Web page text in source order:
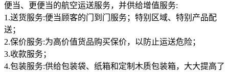
便当、更便当的航空运送服务，并供给增值服务:
1.送货服务:便当顾客的门到门服务；特别区域、特别产品配
送；
2.保价服务:为高价值货品购买保价，以防止运送危险；
3.收款服务；
4.包装服务:供给包装袋、纸箱和定制木质包装箱，大大提高了